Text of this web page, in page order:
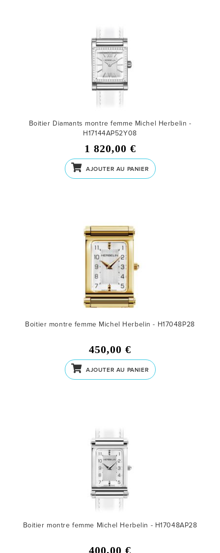
Boitier Diamants montre femme Michel Herbelin -
H17144AP52Y08
1 820,00 €
AJOUTER AU PANIER
Boitier montre femme Michel Herbelin - H17048P28
450,00 €
AJOUTER AU PANIER
Boitier montre femme Michel Herbelin - H17048AP28
400,00 €